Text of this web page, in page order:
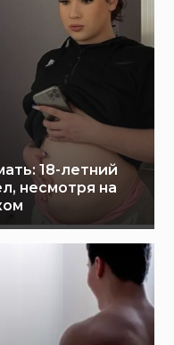
18-летний
несмотря на